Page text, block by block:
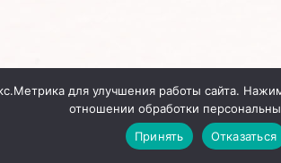
Сайт созданInterDIZ
для улучшения работы сайта.
отношении обработки
Принять
Отказаться